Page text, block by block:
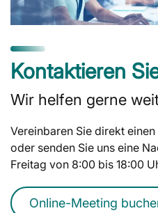
Kontaktieren
Wir helfen gerne
Vereinbaren Sie direkt
oder senden Sie uns eine
Freitag von 8:00 bis 18:00
Online-Meeting